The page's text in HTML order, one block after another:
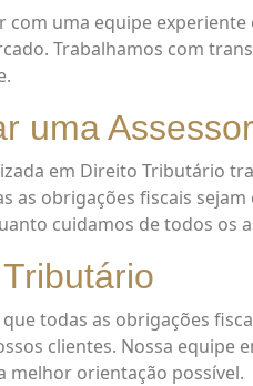
com uma equipe
Trabalhamos com
uma
em Direito Tributário
as obrigações fiscais
cuidamos de todos os
todas as obrigações
clientes. Nossa
melhor orientação possível.